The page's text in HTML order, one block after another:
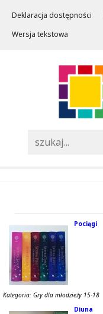
Deklaracja dostępności
Wersja tekstowa
Pociągi
Kategoria: Gry dla młodzieży 15-18
Diuna